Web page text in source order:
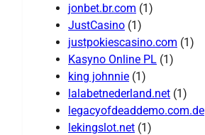
jonbet.br.com (1)
JustCasino (1)
justpokiescasino.com (1)
Kasyno Online PL (1)
king johnnie (1)
lalabetnederland.net (1)
legacyofdeaddemo.com.de
lekingslot.net (1)